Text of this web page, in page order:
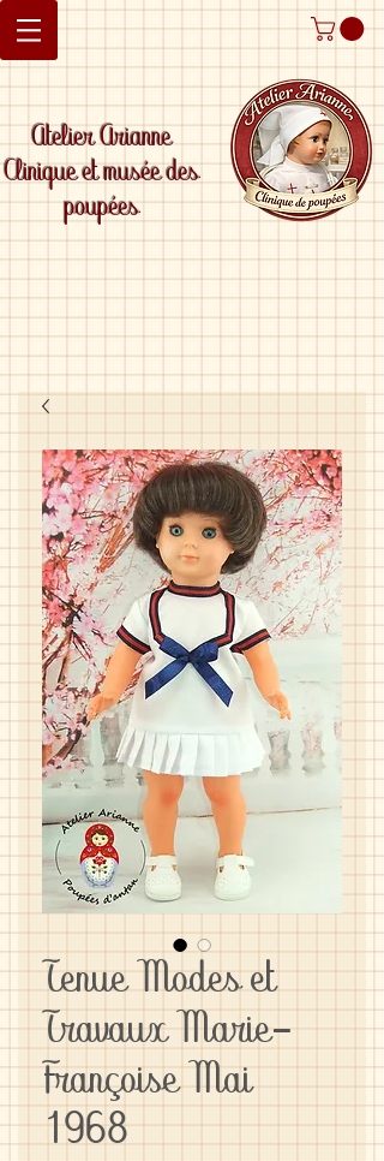
Atelier Arianne
Clinique et musée des
poupées
Tenue Modes et
Travaux Marie-
Françoise Mai
1968